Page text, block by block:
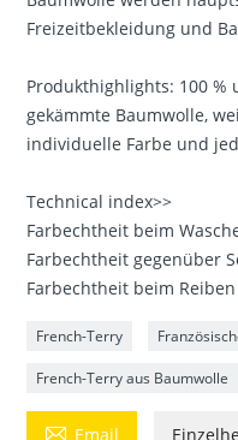
Freizeitbekleidung und
Produkthighlights: 100 %
gekämmte Baumwolle,
individuelle Farbe und
Technical index>>
Farbechtheit beim
Farbechtheit gegenüber
Farbechtheit beim Reiben
French-Terry
French-Terry aus Baumwolle
 Email